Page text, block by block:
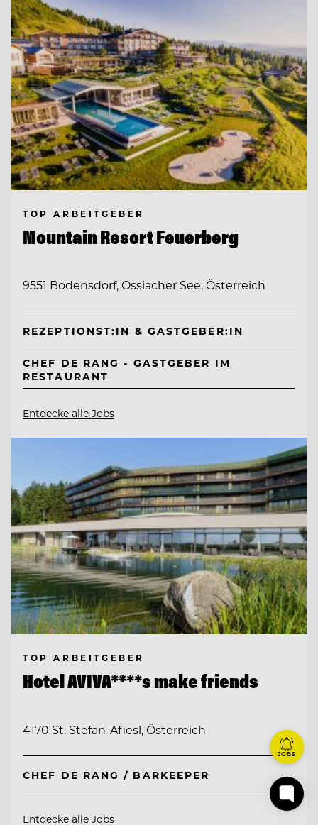
TOP ARBEITGEBER
Mountain Resort Feuerberg
9551 Bodensdorf, Ossiacher See, Österreich
REZEPTIONST:IN & GASTGEBER:IN
CHEF DE RANG - GASTGEBER IM
RESTAURANT
Entdecke alle Jobs
TOP ARBEITGEBER
Hotel AVIVA****s make friends
4170 St. Stefan-Afiesl, Österreich
CHEF DE RANG / BARKEEPER
Entdecke alle Jobs
JOBS